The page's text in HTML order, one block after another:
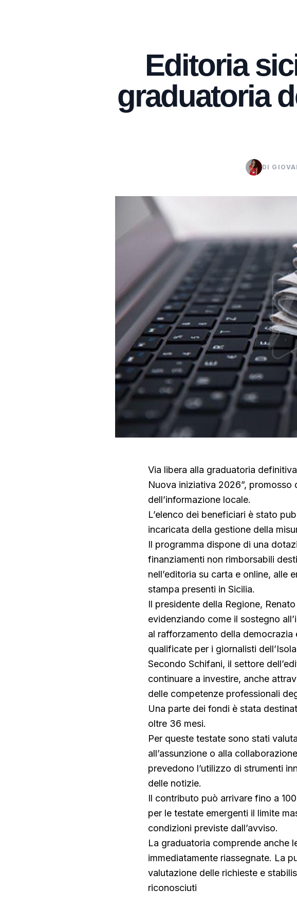
Editoria
graduatoria
DI
Via libera alla graduatoria
Nuova iniziativa 2026”, promosso
dell’informazione locale.
L’elenco dei beneficiari è stato
incaricata della gestione della
Il programma dispone di una
finanziamenti non rimborsabili
nell’editoria su carta e online, alle
stampa presenti in Sicilia.
Il presidente della Regione,
evidenziando come il sostegno
al rafforzamento della
qualificate per i giornalisti
Secondo Schifani, il settore
continuare a investire, anche
delle competenze professionali
Una parte dei fondi è stata
oltre 36 mesi.
Per queste testate sono stati
all’assunzione o alla
prevedono l’utilizzo di strumenti
delle notizie.
Il contributo può arrivare fino a
per le testate emergenti il limite
condizioni previste dall’avviso.
La graduatoria comprende anche
immediatamente riassegnate. La
valutazione delle richieste e
riconosciuti